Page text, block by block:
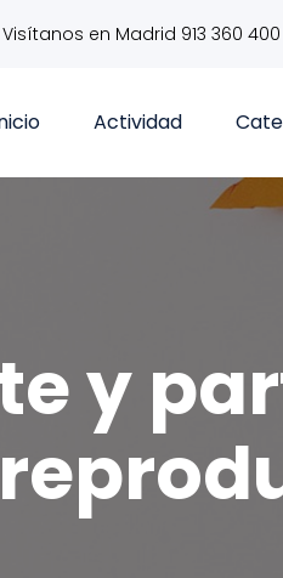
Visítanos en Madrid 913 360 400
Actividad
y